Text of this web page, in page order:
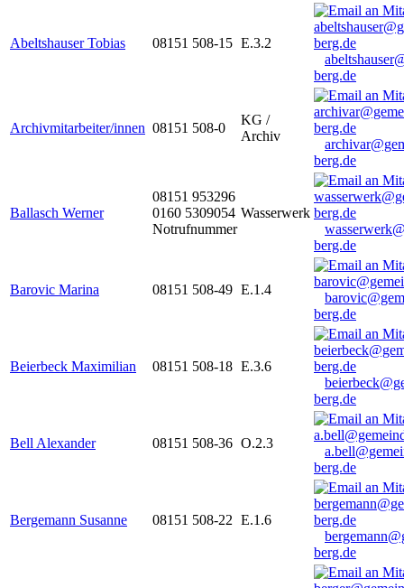
Abeltshauser Tobias 08151 508-15 E.3.2
berg.de
Archivmitarbeiter/innen 08151 508-0
KG /
Archiv
berg.de
Ballasch Werner
08151 953296
0160 5309054
Notrufnummer
Wasserwerk
berg.de
Barovic Marina 08151 508-49 E.1.4
berg.de
Beierbeck Maximilian 08151 508-18 E.3.6
berg.de
Bell Alexander 08151 508-36 O.2.3
berg.de
Bergemann Susanne 08151 508-22 E.1.6
berg.de